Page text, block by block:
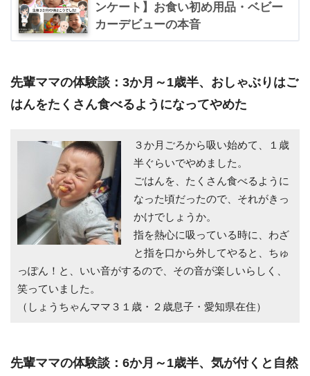
ンケート】お食い初め用品・ベビー
カーデビューの本音
先輩ママの体験談：3か月～1歳半、おしゃぶりはご
はんをたくさん食べるようになってやめた
３か月ごろから吸い始めて、１歳
半ぐらいでやめました。
ごはんを、たくさん食べるように
なった頃だったので、それがきっ
かけでしょうか。
指を熱心に吸っている時に、わざ
と指を口から外してやると、ちゅ
っぽん！と、いい音がするので、その音が楽しいらしく、
笑っていました。
（しょうちゃんママ３１歳・２歳息子・愛知県在住）
先輩ママの体験談：6か月～1歳半、気が付くと自然